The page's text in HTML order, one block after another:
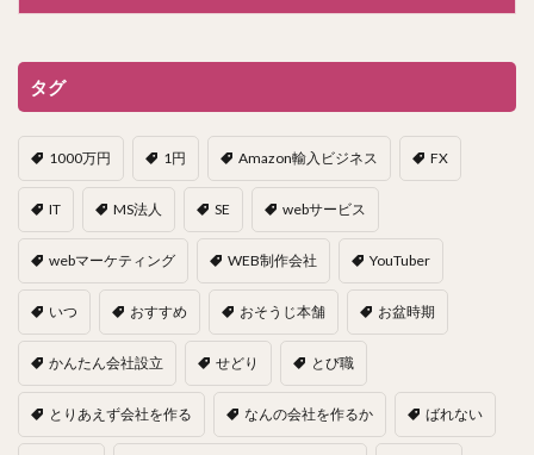
タグ
1000万円 1円 Amazon輸入ビジネス FX
IT MS法人 SE webサービス
webマーケティング WEB制作会社 YouTuber
いつ おすすめ おそうじ本舗 お盆時期
かんたん会社設立 せどり とび職
とりあえず会社を作る なんの会社を作るか ばれない